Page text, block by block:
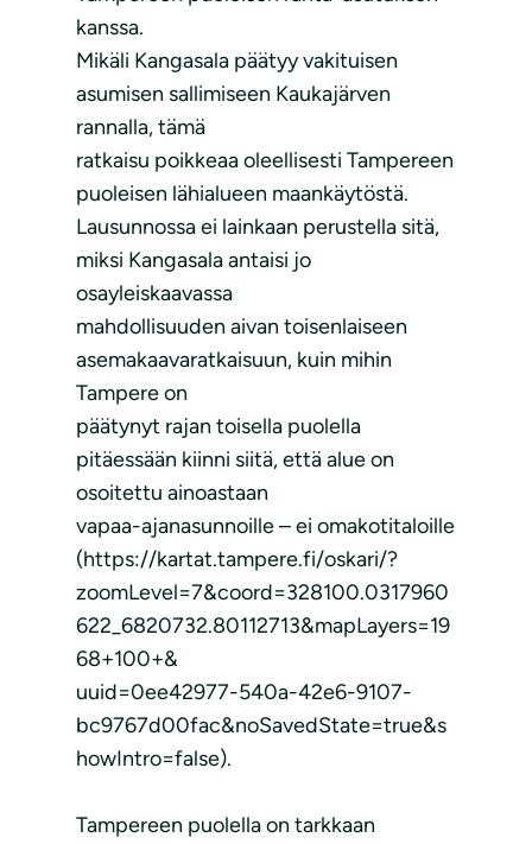
kanssa.
Mikäli Kangasala päätyy vakituisen
asumisen sallimiseen Kaukajärven
rannalla, tämä
ratkaisu poikkeaa oleellisesti Tampereen
puoleisen lähialueen maankäytöstä.
Lausunnossa ei lainkaan perustella sitä,
miksi Kangasala antaisi jo
osayleiskaavassa
mahdollisuuden aivan toisenlaiseen
asemakaavaratkaisuun, kuin mihin
Tampere on
päätynyt rajan toisella puolella
pitäessään kiinni siitä, että alue on
osoitettu ainoastaan
vapaa-ajanasunnoille – ei omakotitaloille
(https://kartat.tampere.fi/oskari/?
zoomLevel=7&coord=328100.0317960
622_6820732.80112713&mapLayers=19
68+100+&
uuid=0ee42977-540a-42e6-9107-
bc9767d00fac&noSavedState=true&s
howIntro=false).
Tampereen puolella on tarkkaan